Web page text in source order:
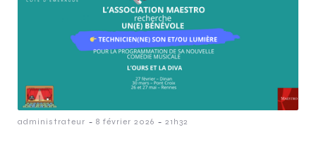
administrateur - 8 février 2026 - 21h32